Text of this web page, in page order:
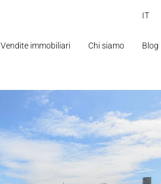
IT
Vendite immobiliari Chi siamo Blog